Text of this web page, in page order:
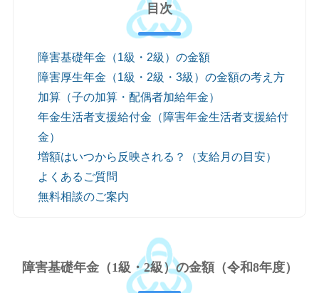
目次
障害基礎年金（1級・2級）の金額
障害厚生年金（1級・2級・3級）の金額の考え方
加算（子の加算・配偶者加給年金）
年金生活者支援給付金（障害年金生活者支援給付
金）
増額はいつから反映される？（支給月の目安）
よくあるご質問
無料相談のご案内
障害基礎年金（1級・2級）の金額（令和8年度）